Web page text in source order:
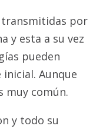
transmitidas por
y esta a su vez
pueden
Aunque
muy común.
y todo su